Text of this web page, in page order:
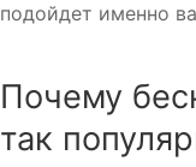
подойдет именно
Почему
так